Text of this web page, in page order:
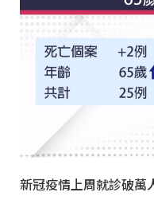
新冠疫情上周就診破萬